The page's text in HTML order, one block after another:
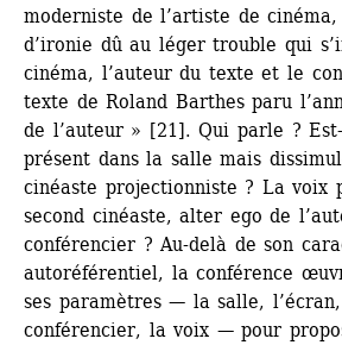
moderniste de l’artiste de
d’ironie dû au léger trouble qui
cinéma, l’auteur du texte et le
texte de Roland Barthes paru
de l’auteur » [21]. Qui parle ?
présent dans la salle mais
cinéaste projectionniste ? La voix
second cinéaste, alter ego de
conférencier ? Au-delà de son
autoréférentiel, la conférence
ses paramètres — la salle,
conférencier, la voix — pour